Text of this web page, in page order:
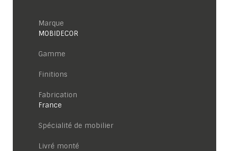
Marque
MOBIDECOR
Gamme
Finitions
Fabrication
France
Spécialité de mobilier
Livré monté